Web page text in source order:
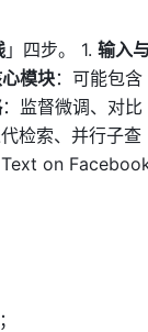
」四步。 1. 输入
模块：可能包含
：监督微调、对比
检索、并行子查
on